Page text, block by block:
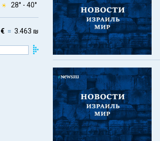
28° - 40°
€ 3.463 ₪